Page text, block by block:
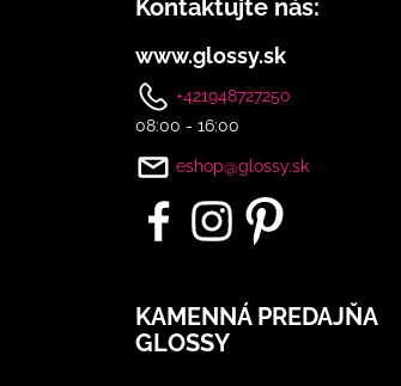
Kontaktujte nás:
www.glossy.sk
+421948727250
08:00 - 16:00
eshop@glossy.sk
KAMENNÁ PREDAJŇA
GLOSSY